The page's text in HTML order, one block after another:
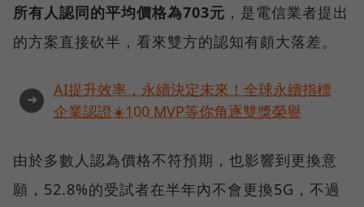
所有人認同的平均價格為703元 ，是電信業者提出
的方案直接砍半，看來雙方的認知有頗大落差。
➜
AI提升效率，永續決定未來！全球永續指標
企業認證☀️100 MVP等你角逐雙獎榮譽
由於多數人認為價格不符預期，也影響到更換意
願，52.8%的受試者在半年內不會更換5G，不過